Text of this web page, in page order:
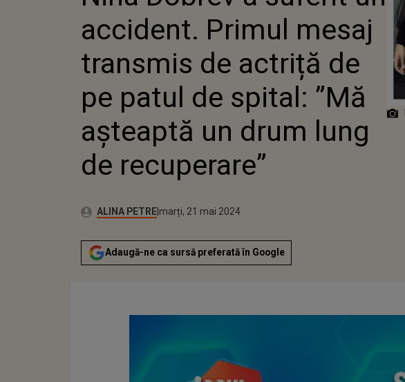
TRANSMIS DE ACTRIȚĂ
DE PE PATUL DE SPITAL:
”MĂ AȘTEAPTĂ UN
DRUM LUNG DE
RECUPERARE”
accident. Primul mesaj
transmis de actriță de
pe patul de spital: ”Mă
așteaptă un drum lung
de recuperare”
Autor:ALINA PETRE Publicat:
marți, 21 mai 2024
Adaugă-ne ca sursă preferată în Google